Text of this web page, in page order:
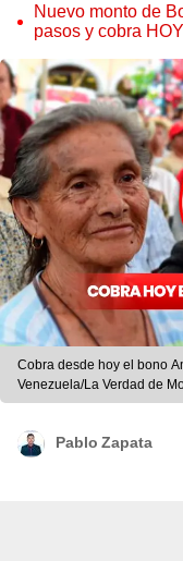
Nuevo monto de
pasos y cobra
Cobra desde hoy el bono
Venezuela/La Verdad de
Barquisimeto
Pablo Zapata